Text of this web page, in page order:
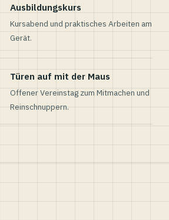
Ausbildungskurs
Kursabend und praktisches Arbeiten am
Gerät.
Türen auf mit der Maus
Offener Vereinstag zum Mitmachen und
Reinschnuppern.